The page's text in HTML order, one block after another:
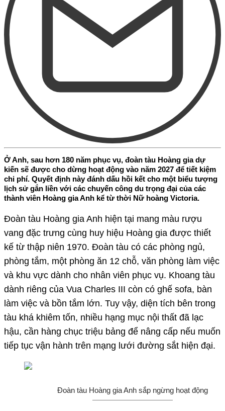
Ở Anh, sau hơn 180 năm phục vụ, đoàn tàu Hoàng gia dự
kiến sẽ được cho dừng hoạt động vào năm 2027 để tiết kiệm
chi phí. Quyết định này đánh dấu hồi kết cho một biểu tượng
lịch sử gắn liền với các chuyến công du trọng đại của các
thành viên Hoàng gia Anh kể từ thời Nữ hoàng Victoria.
Đoàn tàu Hoàng gia Anh hiện tại mang màu rượu
vang đặc trưng cùng huy hiệu Hoàng gia được thiết
kế từ thập niên 1970. Đoàn tàu có các phòng ngủ,
phòng tắm, một phòng ăn 12 chỗ, văn phòng làm việc
và khu vực dành cho nhân viên phục vụ. Khoang tàu
dành riêng của Vua Charles III còn có ghế sofa, bàn
làm việc và bồn tắm lớn. Tuy vậy, diện tích bên trong
tàu khá khiêm tốn, nhiều hạng mục nội thất đã lạc
hậu, cần hàng chục triệu bảng để nâng cấp nếu muốn
tiếp tục vận hành trên mạng lưới đường sắt hiện đại.
Đoàn tàu Hoàng gia Anh sắp ngừng hoạt động